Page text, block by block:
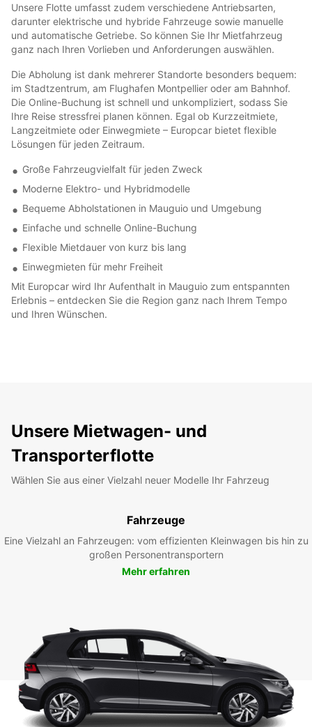
Unsere Flotte umfasst zudem verschiedene Antriebsarten,
darunter elektrische und hybride Fahrzeuge sowie manuelle
und automatische Getriebe. So können Sie Ihr Mietfahrzeug
ganz nach Ihren Vorlieben und Anforderungen auswählen.
Die Abholung ist dank mehrerer Standorte besonders bequem:
im Stadtzentrum, am Flughafen Montpellier oder am Bahnhof.
Die Online-Buchung ist schnell und unkompliziert, sodass Sie
Ihre Reise stressfrei planen können. Egal ob Kurzzeitmiete,
Langzeitmiete oder Einwegmiete – Europcar bietet flexible
Lösungen für jeden Zeitraum.
Große Fahrzeugvielfalt für jeden Zweck
Moderne Elektro- und Hybridmodelle
Bequeme Abholstationen in Mauguio und Umgebung
Einfache und schnelle Online-Buchung
Flexible Mietdauer von kurz bis lang
Einwegmieten für mehr Freiheit
Mit Europcar wird Ihr Aufenthalt in Mauguio zum entspannten
Erlebnis – entdecken Sie die Region ganz nach Ihrem Tempo
und Ihren Wünschen.
Unsere Mietwagen- und
Transporterflotte
Wählen Sie aus einer Vielzahl neuer Modelle Ihr Fahrzeug
Fahrzeuge
Eine Vielzahl an Fahrzeugen: vom effizienten Kleinwagen bis hin zu
großen Personentransportern
Mehr erfahren